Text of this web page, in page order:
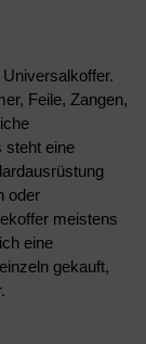
Feile, Zangen,
steht eine
oder
meistens
eine
gekauft,